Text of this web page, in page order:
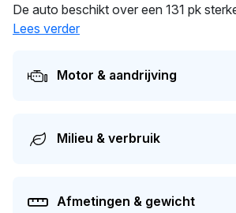
De auto beschikt over een 131 pk
cilinderinhoud bedraagt 1199 cm³ en de
km/h. Een uitgebalanceerd gewicht
optimale prestaties. In 2026 heeft deze
registratie 1 keer van eigenaar
Lees verder
Motor & aandrijving
Milieu & verbruik
Afmetingen & gewicht